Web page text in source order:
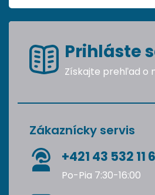
Prihláste
Získajte prehľad o
Zákaznícky servis
+421 43 532 11
Po-Pia 7:30-16:00